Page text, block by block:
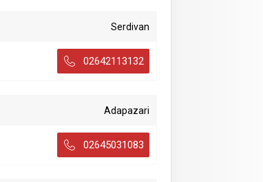
Serdivan
02642113132
Adapazari
02645031083